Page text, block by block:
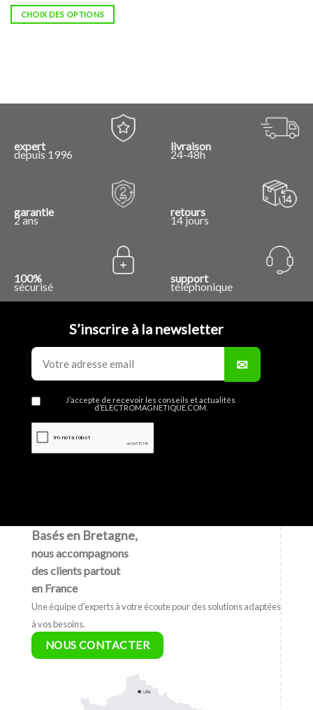
à
78,90€
CHOIX DES OPTIONS
Les
options
produit
expert
depuis 1996
livraison
24-48h
garantie
2 ans
retours
14 jours
100%
sécurisé
support
téléphonique
S’inscrire à la newsletter
J’accepte de recevoir les conseils et actualités
d’ELECTROMAGNETIQUE.COM.
Basés en Bretagne,
nous accompagnons
des clients partout
en France
Une équipe d'experts à votre écoute pour des solutions adaptées
à vos besoins.
NOUS CONTACTER